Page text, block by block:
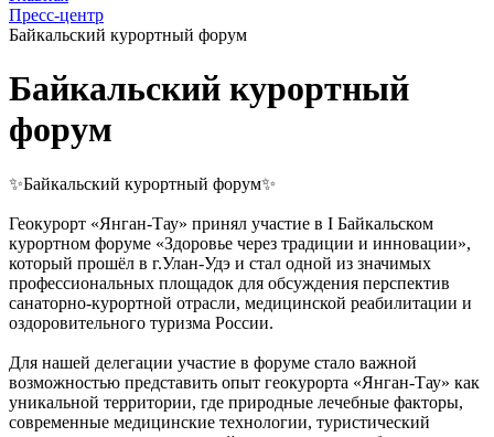
Пресс-центр
Байкальский курортный форум
Байкальский курортный
форум
✨Байкальский курортный форум✨
Геокурорт «Янган-Тау» принял участие в I Байкальском
курортном форуме «Здоровье через традиции и инновации»,
который прошёл в г.Улан-Удэ и стал одной из значимых
профессиональных площадок для обсуждения перспектив
санаторно-курортной отрасли, медицинской реабилитации и
оздоровительного туризма России.
Для нашей делегации участие в форуме стало важной
возможностью представить опыт геокурорта «Янган-Тау» как
уникальной территории, где природные лечебные факторы,
современные медицинские технологии, туристический